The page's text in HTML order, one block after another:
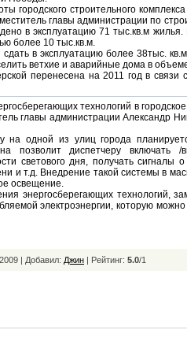
городского строительного
главы администрации по
в эксплуатацию 71 тыс.кв.м
более 10 тыс.кв.м.
в эксплуатацию более 38тыс.
ветхие и аварийные дома в
перенесена на 2011 год в связи
технологий в
главы администрации Александр
одной из улиц города
позволит диспетчеру включать
светового дня, получать
и т.д. Внедрение такой системы в
освещение.
энергосберегающих технологий,
электроэнергии, которую
| Добавил: Джин | Рейтинг: 5.0/1